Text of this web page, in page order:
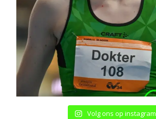
Volg ons op instagram